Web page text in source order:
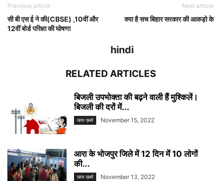
Previous article
सी बी एस ई ने की(CBSE) ,10वीं और
12वीं बोर्ड परिक्षा की घोषणा
Next article
क्या है सच बिहार सरकार की आकड़ो के
hindi
RELATED ARTICLES
बिजली उपभोक्ता की बढ़ने वाली हैं मुश्किलें।
बिजली की दरों में...
खास ख़बरें November 15, 2022
आरा के भोजपुर जिले में 12 दिन में 10 लोगों
की...
खास ख़बरें November 13, 2022